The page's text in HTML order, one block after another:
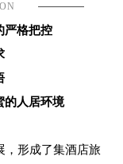
严格把控
的人居环境
，形成了集酒店旅